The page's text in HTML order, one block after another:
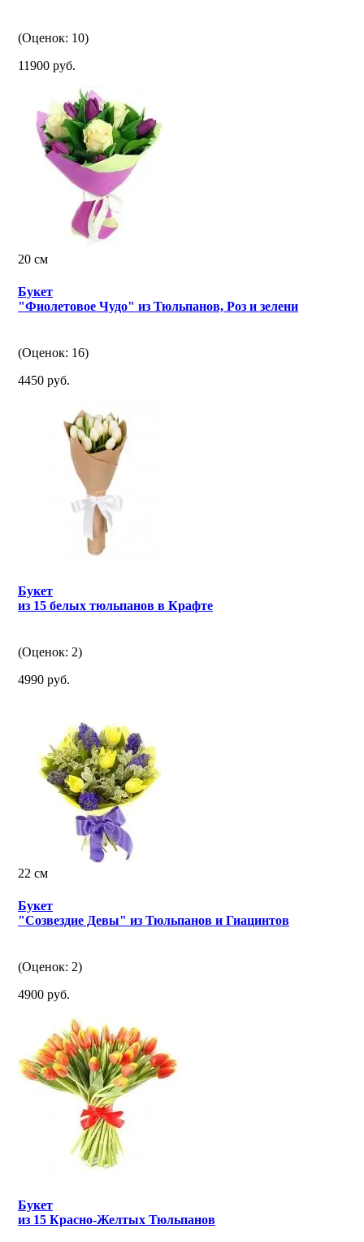
(Оценок: 10)
11900 руб.
20 см
Букет
"Фиолетовое Чудо" из Тюльпанов, Роз и зелени
(Оценок: 16)
4450 руб.
Букет
из 15 белых тюльпанов в Крафте
(Оценок: 2)
4990 руб.
22 см
Букет
"Созвездие Девы" из Тюльпанов и Гиацинтов
(Оценок: 2)
4900 руб.
Букет
из 15 Красно-Желтых Тюльпанов